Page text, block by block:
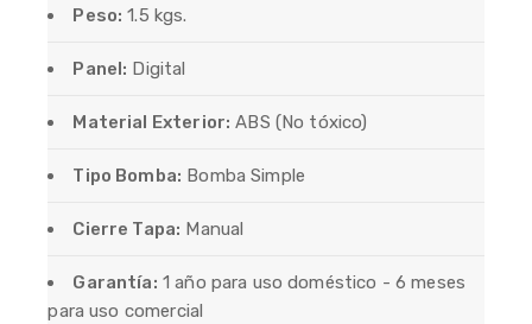
Peso: 1.5 kgs.
Panel: Digital
Material Exterior: ABS (No tóxico)
Tipo Bomba: Bomba Simple
Cierre Tapa: Manual
Garantía: 1 año para uso doméstico - 6 meses
para uso comercial